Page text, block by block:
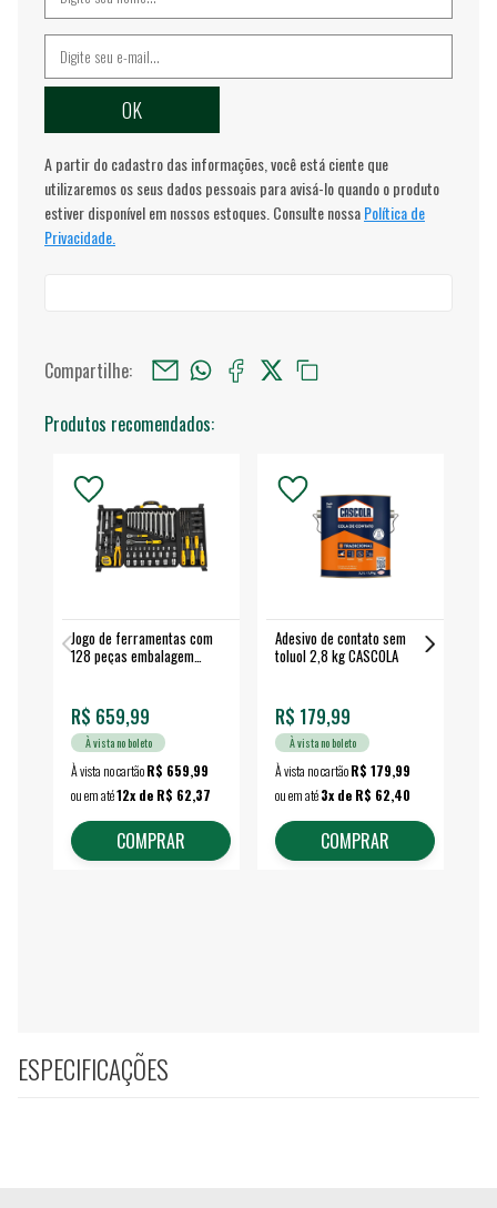
A partir do cadastro das informações, você está ciente que
utilizaremos os seus dados pessoais para avisá-lo quando o produto
estiver disponível em nossos estoques. Consulte nossaPolítica de
Privacidade.
Compartilhe:
Produtos recomendados:
Jogo de ferramentas com
128 peças embalagem
R$ 659,99
À vista no boleto
À vista no cartãoR$ 659,99
ou em até12x de R$ 62,37
COMPRAR
Adesivo de contato sem
toluol 2,8 kg CASCOLA
R$ 179,99
À vista no boleto
À vista no cartãoR$ 179,99
ou em até3x de R$ 62,40
COMPRAR
ESPECIFICAÇÕES